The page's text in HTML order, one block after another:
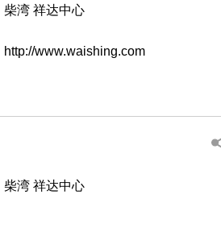
柴湾 祥达中心
http://www.waishing.com
柴湾 祥达中心